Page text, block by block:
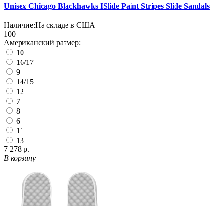
Unisex Chicago Blackhawks ISlide Paint Stripes Slide Sandals
Наличие:На складе в США
100
Американский размер:
10
16/17
9
14/15
12
7
8
6
11
13
7 278 р.
В корзину